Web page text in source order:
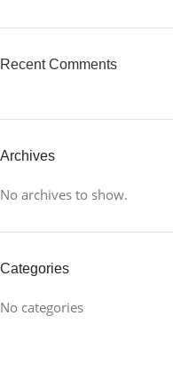
Recent Comments
Archives
No archives to show.
Categories
No categories